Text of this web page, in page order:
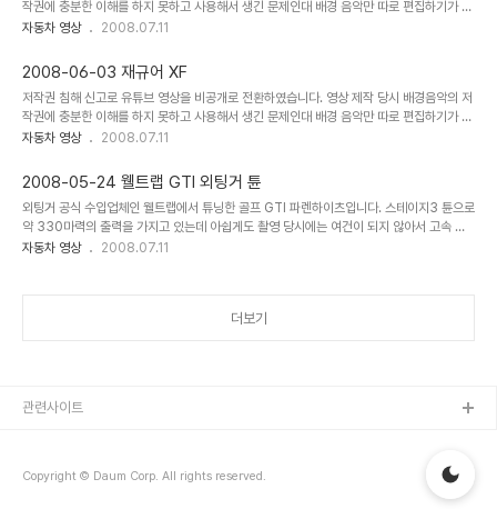
작권에 충분한 이해를 하지 못하고 사용해서 생긴 문제인대 배경 음악만 따로 편집하기가 곤
란하여 부득히 영상을 내립니다. 저작권자에게는 심심한 사과의 말씀을 드립니다. SK네트웍
기는 많이 들어 오던 터라 실제 시승 느낌이 무척 궁금했던 차입니다. 주로 동승을 했고 고속
도로에서만 조금 달려 봤는데 운전자를 상당히 자극하는 세팅이더군요. 기분 좋은 엔진음과
은근히 쾌감을 주는 배기음. 순정 상태의 차가 아니라 세미 튜닝이 된 상태라고 할까요? 적극
적인 킥다운과 묵직한 스티어링, 나름 세련된 세팅의 하체와 포텐자 RE050A로 인한 안정..
자동차 영상 2008.07.11
2008-06-03 재규어 XF
저작권 침해 신고로 유튜브 영상을 비공개로 전환하였습니다. 영상 제작 당시 배경음악의 저
작권에 충분한 이해를 하지 못하고 사용해서 생긴 문제인대 배경 음악만 따로 편집하기가 곤
란하여 부득히 영상을 내립니다. 저작권자에게는 심심한 사과의 말씀을 드립니다. SK네트웍
느낌을 간략히 기술합니다. * 시원스러운 가속력. 200까지는 쭉 밀어주고 그 이후로는 덤덤
하다. * 차체의 능력에 비해 타이어의 스키드음이 일찍 나오기 때문에 한계를 쉽게 넘어 가지
않으며 편안한 주행이 가능하다. * 세팅이 딱딱하지도 않으면서 매끄럽게 돌아 나가는 코너
링이나 과속 방지턱을 넘어갈 때의 느낌은 가히 최고! * 세련된 외관. 특히 뒷모습과..
자동차 영상 2008.07.11
2008-05-24 웰트랩 GTI 외팅거 튠
외팅거 공식 수입업체인 웰트랩에서 튜닝한 골프 GTI 파렌하이츠입니다. 스테이지3 튠으로
약 330마력의 출력을 가지고 있는데 아쉽게도 촬영 당시에는 여건이 되지 않아서 고속 주
행 영상은 찍지 못했습니다. ^^
자동차 영상 2008.07.11
더보기
Copyright © Daum Corp. All rights reserved.
관련사이트